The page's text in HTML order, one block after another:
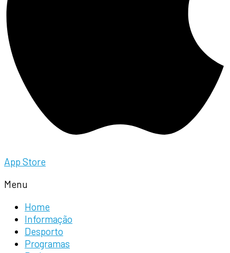
App Store
Menu
Home
Informação
Desporto
Programas